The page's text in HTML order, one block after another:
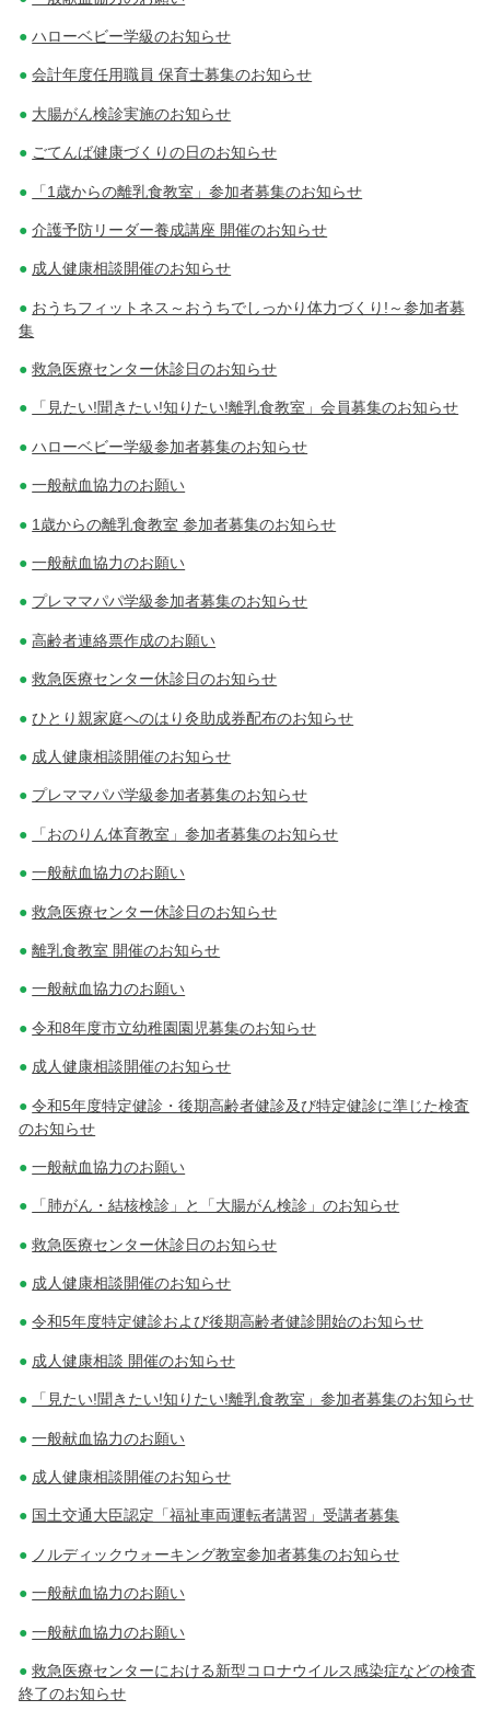
ハローベビー学級のお知らせ
会計年度任用職員 保育士募集のお知らせ
大腸がん検診実施のお知らせ
ごてんば健康づくりの日のお知らせ
「1歳からの離乳食教室」参加者募集のお知らせ
介護予防リーダー養成講座 開催のお知らせ
成人健康相談開催のお知らせ
おうちフィットネス～おうちでしっかり体力づくり!～参加者募
集
救急医療センター休診日のお知らせ
「見たい!聞きたい!知りたい!離乳食教室」会員募集のお知らせ
ハローベビー学級参加者募集のお知らせ
一般献血協力のお願い
1歳からの離乳食教室 参加者募集のお知らせ
一般献血協力のお願い
プレママパパ学級参加者募集のお知らせ
高齢者連絡票作成のお願い
救急医療センター休診日のお知らせ
ひとり親家庭へのはり灸助成券配布のお知らせ
成人健康相談開催のお知らせ
プレママパパ学級参加者募集のお知らせ
「おのりん体育教室」参加者募集のお知らせ
一般献血協力のお願い
救急医療センター休診日のお知らせ
離乳食教室 開催のお知らせ
一般献血協力のお願い
令和8年度市立幼稚園園児募集のお知らせ
成人健康相談開催のお知らせ
令和5年度特定健診・後期高齢者健診及び特定健診に準じた検査
のお知らせ
一般献血協力のお願い
「肺がん・結核検診」と「大腸がん検診」のお知らせ
救急医療センター休診日のお知らせ
成人健康相談開催のお知らせ
令和5年度特定健診および後期高齢者健診開始のお知らせ
成人健康相談 開催のお知らせ
「見たい!聞きたい!知りたい!離乳食教室」参加者募集のお知らせ
一般献血協力のお願い
成人健康相談開催のお知らせ
国土交通大臣認定「福祉車両運転者講習」受講者募集
ノルディックウォーキング教室参加者募集のお知らせ
一般献血協力のお願い
一般献血協力のお願い
救急医療センターにおける新型コロナウイルス感染症などの検査
終了のお知らせ